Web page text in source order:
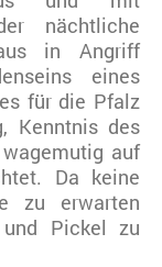
nächtliche
in Angriff
eines
für die Pfalz
Kenntnis des
auf
Da keine
zu erwarten
Pickel zu